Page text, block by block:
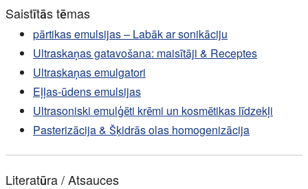
Saistītās tēmas
pārtikas emulsijas – Labāk ar sonikāciju
Ultraskaņas gatavošana: maisītāji & Receptes
Ultraskaņas emulgatori
Eļļas-ūdens emulsijas
Ultrasoniski emulģēti krēmi un kosmētikas līdzekļi
Pasterizācija & Šķidrās olas homogenizācija
Literatūra / Atsauces